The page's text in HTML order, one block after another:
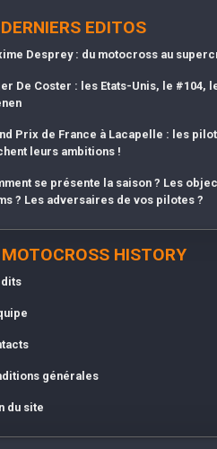
DERNIERS EDITOS
Desprey : du motocross au
De Coster : les Etats-Unis, le #104,
Prix de France à Lacapelle : les
leurs ambitions !
se présente la saison ? Les
? Les adversaires de vos pilotes ?
MOTOCROSS HISTORY
générales
du site